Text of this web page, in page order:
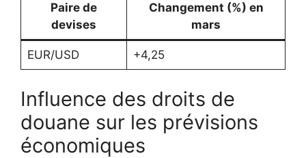
Paire de
devises
Changement (%) en
mars
EUR/USD +4,25
Influence des droits de
douane sur les prévisions
économiques